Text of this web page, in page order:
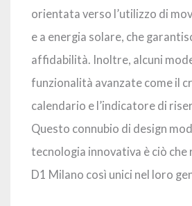
orientata verso l’utilizzo di
e a energia solare, che
affidabilità. Inoltre, alcuni
funzionalità avanzate come il
calendario e l’indicatore di
Questo connubio di design
tecnologia innovativa è ciò che
D1 Milano così unici nel loro